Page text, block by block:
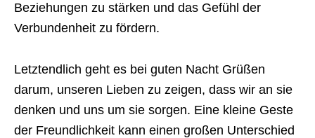
Beziehungen zu stärken und das Gefühl der
Verbundenheit zu fördern.
Letztendlich geht es bei guten Nacht Grüßen
darum, unseren Lieben zu zeigen, dass wir an sie
denken und uns um sie sorgen. Eine kleine Geste
der Freundlichkeit kann einen großen Unterschied